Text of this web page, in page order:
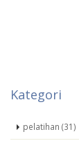
Kategori
pelatihan (31)